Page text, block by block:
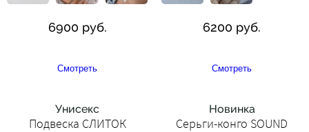
6900 руб.
Смотреть
6200 руб.
Смотреть
Унисекс
Подвеска СЛИТОК
Новинка
Cерьги-конго SOUND